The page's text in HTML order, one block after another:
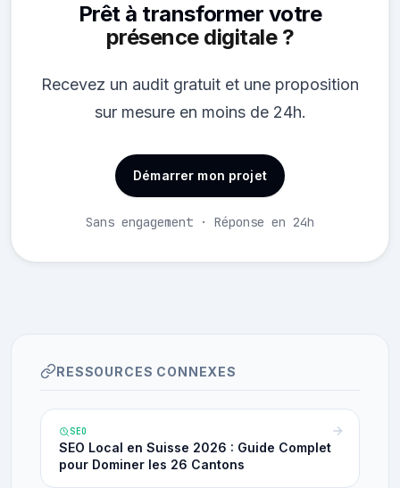
Prêt à transformer votre
présence digitale ?
Recevez un audit gratuit et une proposition
sur mesure en moins de 24h.
Démarrer mon projet
Sans engagement · Réponse en 24h
RESSOURCES CONNEXES
SEO
SEO Local en Suisse 2026 : Guide Complet
pour Dominer les 26 Cantons